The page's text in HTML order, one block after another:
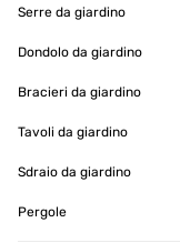
A good, sturdy
removed to use
Amazon user
Tradurre
Serre da giardino
Dondolo da giardino
Bracieri da giardino
Tavoli da giardino
Sdraio da giardino
Pergole